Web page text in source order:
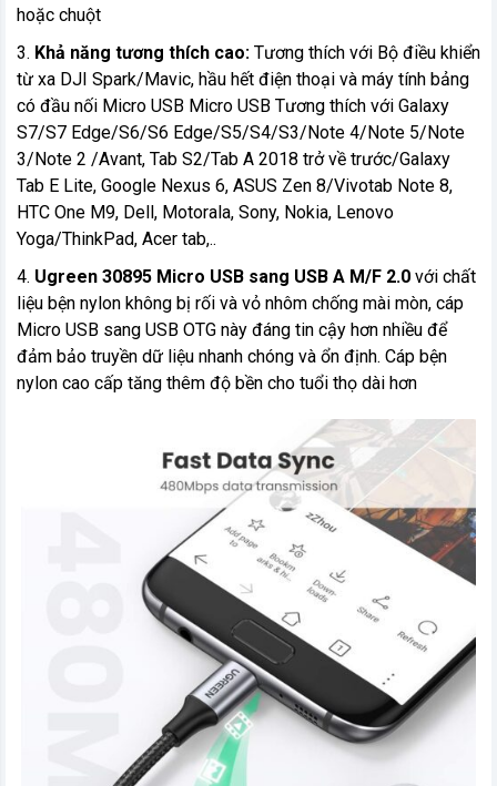
hoặc chuột
3. Khả năng tương thích cao: Tương thích với Bộ điều khiển
từ xa DJI Spark/Mavic, hầu hết điện thoại và máy tính bảng
có đầu nối Micro USB Micro USB Tương thích với Galaxy
S7/S7 Edge/S6/S6 Edge/S5/S4/S3/Note 4/Note 5/Note
3/Note 2 /Avant, Tab S2/Tab A 2018 trở về trước/Galaxy
Tab E Lite, Google Nexus 6, ASUS Zen 8/Vivotab Note 8,
HTC One M9, Dell, Motorala, Sony, Nokia, Lenovo
Yoga/ThinkPad, Acer tab,..
4. Ugreen 30895 Micro USB sang USB A M/F 2.0 với chất
liệu bện nylon không bị rối và vỏ nhôm chống mài mòn, cáp
Micro USB sang USB OTG này đáng tin cậy hơn nhiều để
đảm bảo truyền dữ liệu nhanh chóng và ổn định. Cáp bện
nylon cao cấp tăng thêm độ bền cho tuổi thọ dài hơn